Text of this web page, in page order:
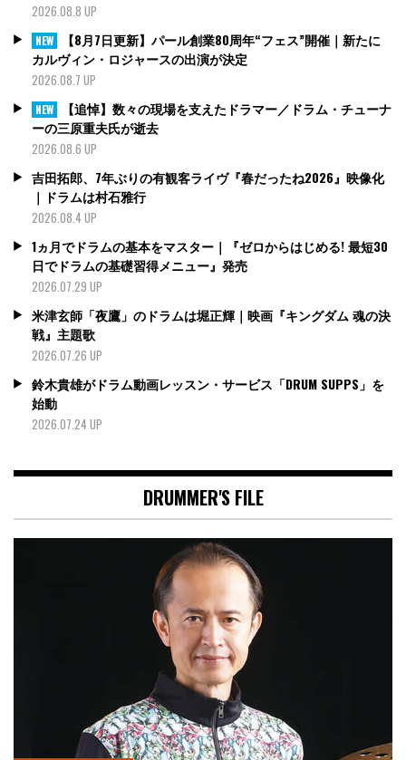
2026.08.8 UP
NEW
【8月7日更新】パール創業80周年“フェス”開催｜新たに
カルヴィン・ロジャースの出演が決定
2026.08.7 UP
NEW
【追悼】数々の現場を支えたドラマー／ドラム・チューナ
ーの三原重夫氏が逝去
2026.08.6 UP
吉田拓郎、7年ぶりの有観客ライヴ『春だったね2026』映像化
｜ドラムは村石雅行
2026.08.4 UP
1ヵ月でドラムの基本をマスター｜『ゼロからはじめる! 最短30
日でドラムの基礎習得メニュー』発売
2026.07.29 UP
米津玄師「夜鷹」のドラムは堀正輝｜映画『キングダム 魂の決
戦』主題歌
2026.07.26 UP
鈴木貴雄がドラム動画レッスン・サービス「DRUM SUPPS」を
始動
2026.07.24 UP
DRUMMER'S FILE